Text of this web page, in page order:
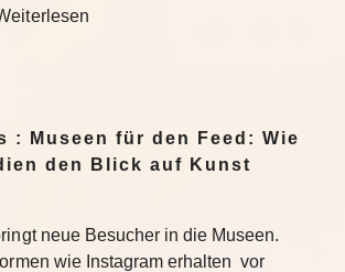
: Museen für den Feed: Wie
den Blick auf Kunst
neue Besucher in die Museen.
wie Instagram erhalten vor